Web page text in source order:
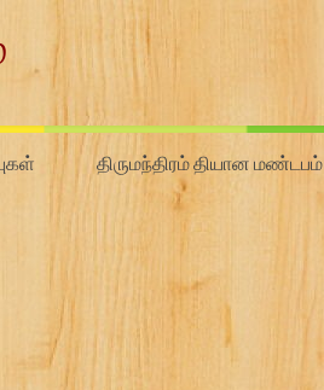
திருமந்திரம் தியான மண்டபம்